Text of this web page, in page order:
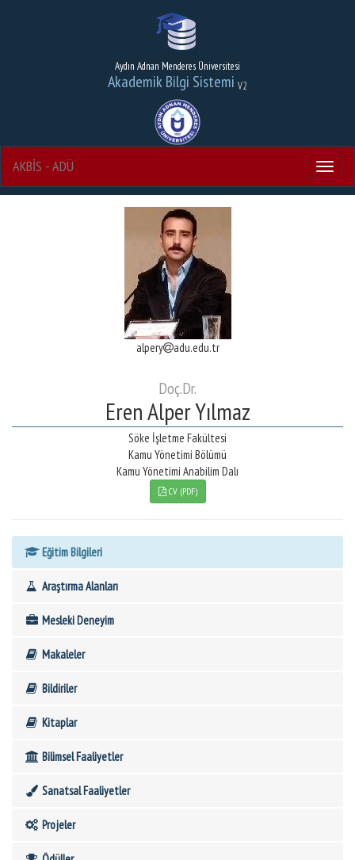
Aydın Adnan Menderes Üniversitesi
Akademik Bilgi Sistemi V2
Menu
AKBİS - ADÜ
alpery adu.edu.tr
Doç.Dr.
Eren Alper Yılmaz
Söke İşletme Fakültesi
Kamu Yönetimi Bölümü
Kamu Yönetimi Anabilim Dalı
CV (PDF)
Eğitim Bilgileri
Araştırma Alanları
Mesleki Deneyim
Makaleler
Bildiriler
Kitaplar
Bilimsel Faaliyetler
Sanatsal Faaliyetler
Projeler